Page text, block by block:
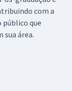
com a
público que
sua área.